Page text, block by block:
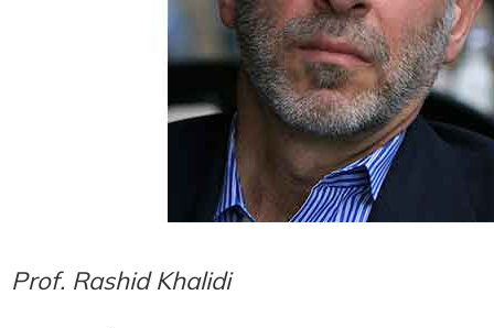
Prof. Rashid Khalidi